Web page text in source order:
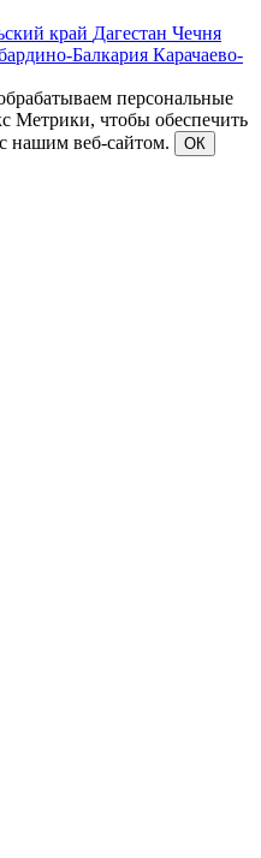
край Дагестан Чечня
Балкария Карачаево-
персональные
Метрики, чтобы обеспечить
нашим веб-сайтом.
ОК